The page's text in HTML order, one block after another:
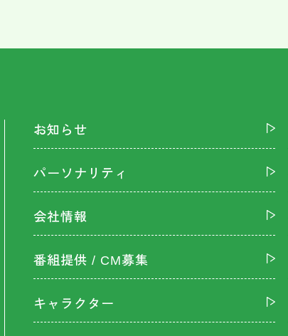
お知らせ
パーソナリティ
会社情報
番組提供 / CM募集
キャラクター